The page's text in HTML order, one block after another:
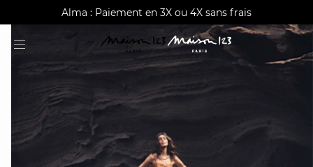
Livraison offerte à domicile dès 150€
AGUA : Découvrez notre nouvelle collection
Alma : Paiement en 3X ou 4X sans frais